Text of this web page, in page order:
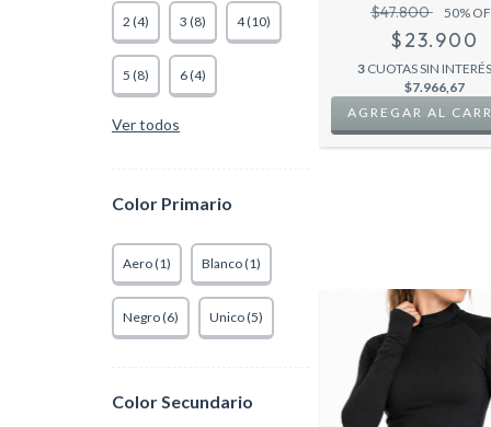
2 (4) 3 (8) 4 (10)
5 (8) 6 (4)
Ver todos
Color Primario
Aero (1) Blanco (1)
Negro (6) Unico (5)
Color Secundario
$47.800 50%
$23.900
3 CUOTAS SIN
$7.966,67
AGREGAR AL